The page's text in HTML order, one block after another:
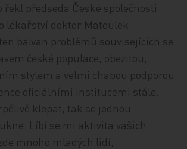
řekl předseda České společnosti
lékařství doktor Matoulek:
balvan problémů souvisejících se
české populace, obezitou,
stylem a velmi chabou podporou
oficiálními institucemi stále,
klepat, tak se jednou
Líbí se mi aktivita vašich
mnoho mladých lidí,